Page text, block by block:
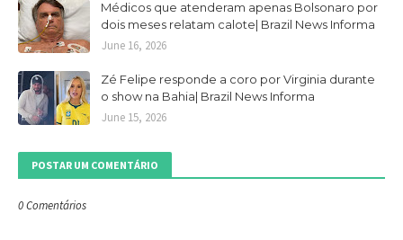
Médicos que atenderam apenas Bolsonaro por
dois meses relatam calote| Brazil News Informa
June 16, 2026
Zé Felipe responde a coro por Virginia durante
o show na Bahia| Brazil News Informa
June 15, 2026
POSTAR UM COMENTÁRIO
0 Comentários